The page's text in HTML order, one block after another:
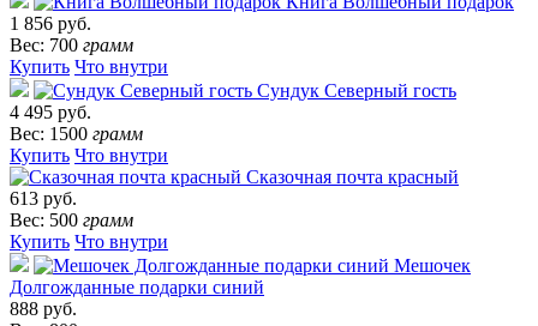
1 856 руб.
Вес: 700 грамм
Купить Что внутри
Сундук Северный гость
4 495 руб.
Вес: 1500 грамм
Купить Что внутри
Сказочная почта красный
613 руб.
Вес: 500 грамм
Купить Что внутри
Мешочек
Долгожданные подарки синий
888 руб.